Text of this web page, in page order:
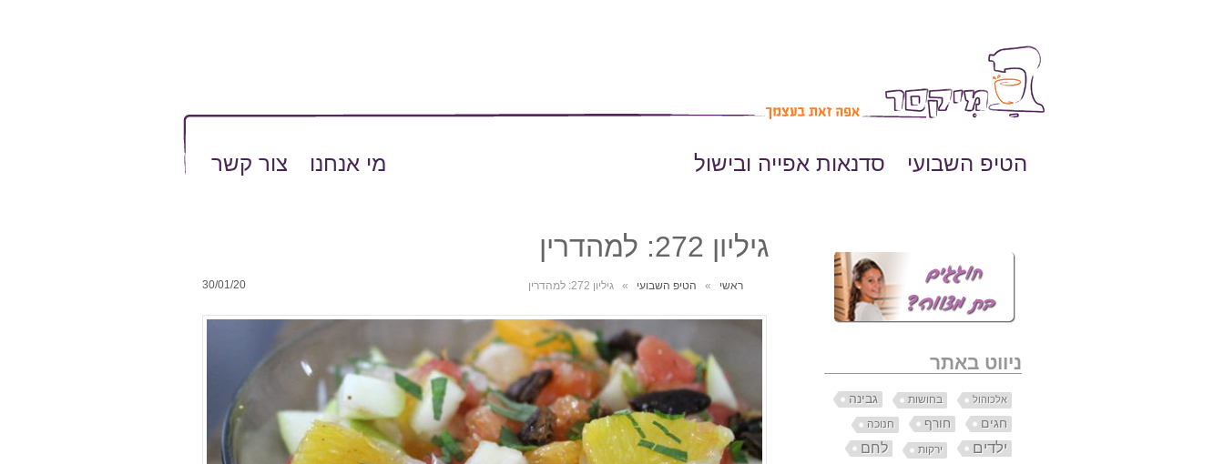
הטיפ השבועי סדנאות אפייה ובישול צור קשר מי אנחנו
גיליון 272: למהדרין
ראשי » הטיפ השבועי » גיליון 272: למהדרין 30/01/20
ניווט באתר
אלכוהול בחושות
גבינה
חגים
חורף חנוכה
ילדים ירקות לחם